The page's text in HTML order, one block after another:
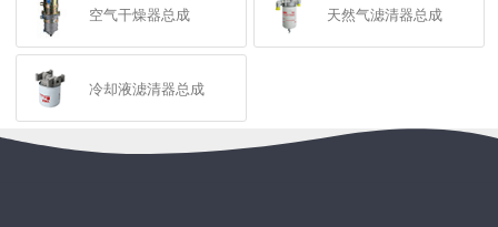
空气干燥器总成 天然气滤清器总成
冷却液滤清器总成